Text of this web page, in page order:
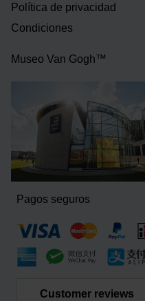
Política de privacidad
Condiciones
Museo Van Gogh™
Pagos seguros